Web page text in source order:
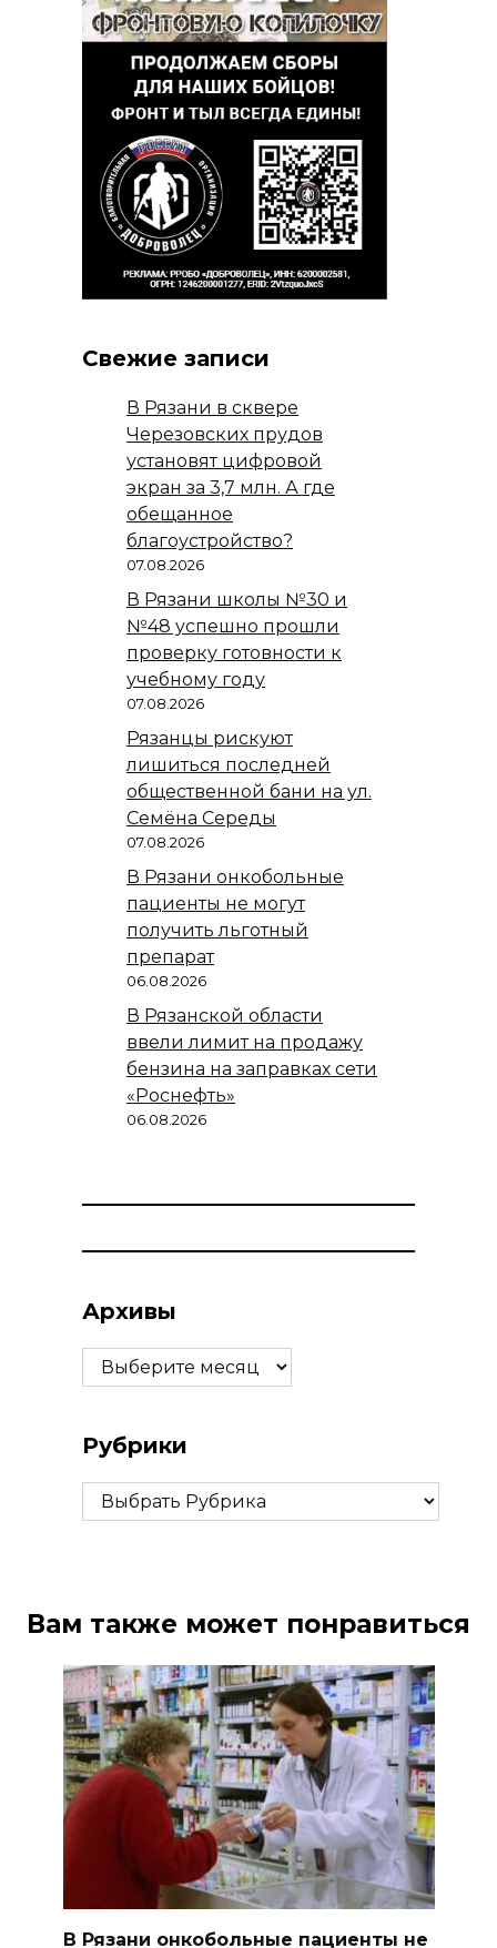
Свежие записи
В Рязани в сквере
Черезовских прудов
установят цифровой
экран за 3,7 млн. А где
обещанное
благоустройство?
07.08.2026
В Рязани школы №30 и
№48 успешно прошли
проверку готовности к
учебному году
07.08.2026
Рязанцы рискуют
лишиться последней
общественной бани на ул.
Семёна Середы
07.08.2026
В Рязани онкобольные
пациенты не могут
получить льготный
препарат
06.08.2026
В Рязанской области
ввели лимит на продажу
бензина на заправках сети
«Роснефть»
06.08.2026
Архивы
Архивы
Рубрики
Рубрики
Вам также может понравиться
В Рязани онкобольные пациенты не